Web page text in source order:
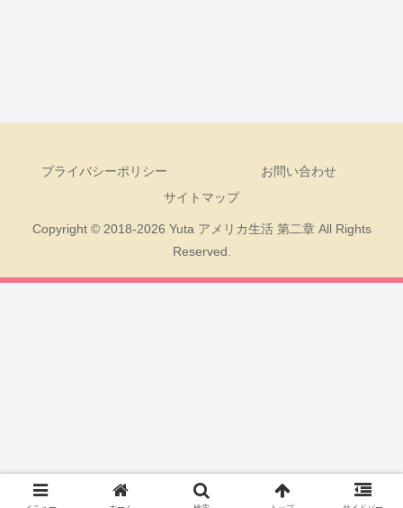
プライバシーポリシー
お問い合わせ
サイトマップ
Copyright © 2018-2026 Yuta アメリカ生活 第二章 All Rights
Reserved.